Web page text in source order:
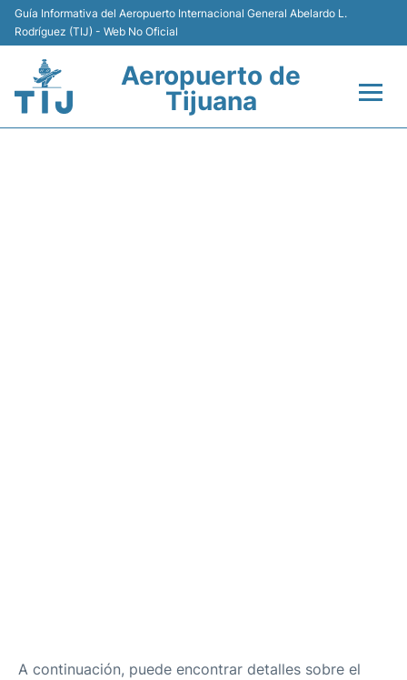
Guía Informativa del Aeropuerto Internacional General Abelardo L.
Rodríguez (TIJ) - Web No Oficial
Aeropuerto de
Tijuana
A continuación, puede encontrar detalles sobre el